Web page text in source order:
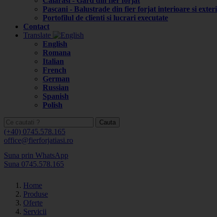
Pascani - Balustrade din fier forjat interioare si
Portofilul de clienti si lucrari executate
Contact
Translate
English
Romana
Italian
French
German
Russian
Spanish
Polish
Cauta
(+40) 0745.578.165
office@fierforjatiasi.ro
Suna prin WhatsApp
Suna 0745.578.165
Home
Produse
Oferte
Servicii